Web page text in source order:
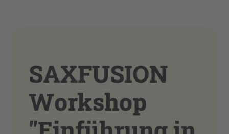
SAXFUSION
Workshop